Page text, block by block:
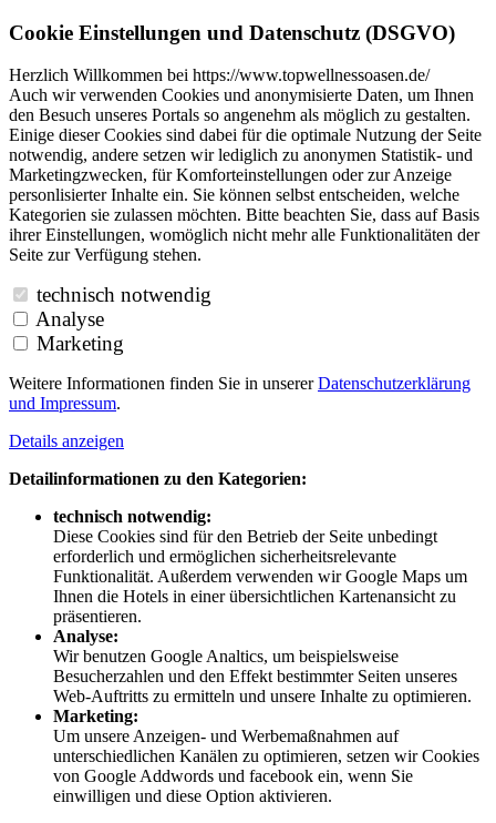
Cookie Einstellungen und Datenschutz (DSGVO)
Herzlich Willkommen bei https://www.topwellnessoasen.de/
Auch wir verwenden Cookies und anonymisierte Daten, um Ihnen
den Besuch unseres Portals so angenehm als möglich zu gestalten.
Einige dieser Cookies sind dabei für die optimale Nutzung der Seite
notwendig, andere setzen wir lediglich zu anonymen Statistik- und
Marketingzwecken, für Komforteinstellungen oder zur Anzeige
personlisierter Inhalte ein. Sie können selbst entscheiden, welche
Kategorien sie zulassen möchten. Bitte beachten Sie, dass auf Basis
ihrer Einstellungen, womöglich nicht mehr alle Funktionalitäten der
Seite zur Verfügung stehen.
technisch notwendig
Analyse
Marketing
Weitere Informationen finden Sie in unsererDatenschutzerklärung
und Impressum.
Details anzeigen
Detailinformationen zu den Kategorien:
technisch notwendig:
Diese Cookies sind für den Betrieb der Seite unbedingt
erforderlich und ermöglichen sicherheitsrelevante
Funktionalität. Außerdem verwenden wir Google Maps um
Ihnen die Hotels in einer übersichtlichen Kartenansicht zu
präsentieren.
Analyse:
Wir benutzen Google Analtics, um beispielsweise
Besucherzahlen und den Effekt bestimmter Seiten unseres
Web-Auftritts zu ermitteln und unsere Inhalte zu optimieren.
Marketing:
Um unsere Anzeigen- und Werbemaßnahmen auf
unterschiedlichen Kanälen zu optimieren, setzen wir Cookies
von Google Addwords und facebook ein, wenn Sie
einwilligen und diese Option aktivieren.